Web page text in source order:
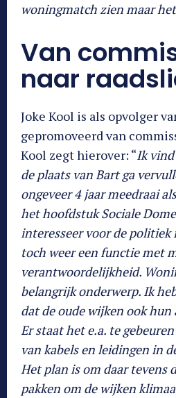
woningmatch zien maar
Van
naar
Joke Kool is als opvolger
gepromoveerd van
Kool zegt hierover: “Ik
de plaats van Bart ga
ongeveer 4 jaar meedraai
het hoofdstuk Sociale
interesseer voor de politiek
toch weer een functie met
verantwoordelijkheid.
belangrijk onderwerp. Ik
dat de oude wijken ook
Er staat het e.a. te
van kabels en leidingen in
Het plan is om daar tevens
pakken om de wijken